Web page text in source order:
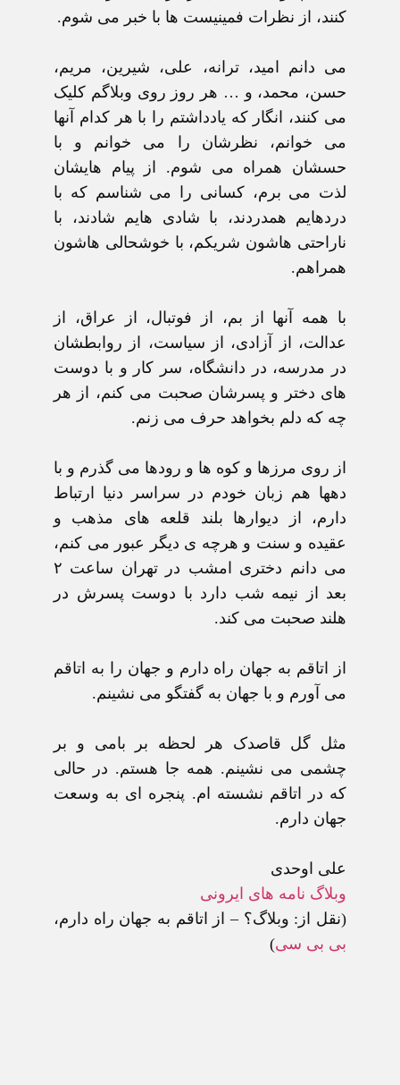
کنند، از نظرات فمينيست ها با خبر می شوم.
می دانم اميد، ترانه، علی، شيرين، مريم،
حسن، محمد، و … هر روز روی وبلاگم کليک
می کنند، انگار که يادداشتم را با هر کدام آنها
می خوانم، نظرشان را می خوانم و با
حسشان همراه می شوم. از پيام هايشان
لذت می برم، کسانی را می شناسم که با
دردهايم همدردند، با شادی هايم شادند، با
ناراحتی هاشون شريکم، با خوشحالی هاشون
همراهم.
با همه آنها از بم، از فوتبال، از عراق، از
عدالت، از آزادی، از سياست، از روابطشان
در مدرسه، در دانشگاه، سر کار و با دوست
های دختر و پسرشان صحبت می کنم، از هر
چه که دلم بخواهد حرف می زنم.
از روی مرزها و کوه ها و رودها می گذرم و با
دهها هم زبان خودم در سراسر دنيا ارتباط
دارم، از ديوارها بلند قلعه های مذهب و
عقيده و سنت و هرچه ی ديگر عبور می کنم،
می دانم دختری امشب در تهران ساعت ۲
بعد از نيمه شب دارد با دوست پسرش در
هلند صحبت می کند.
از اتاقم به جهان راه دارم و جهان را به اتاقم
می آورم و با جهان به گفتگو می نشينم.
مثل گل قاصدک هر لحظه بر بامی و بر
چشمی می نشينم. همه جا هستم. در حالی
که در اتاقم نشسته ام. پنجره ای به وسعت
جهان دارم.
علی اوحدی
وبلاگ نامه های ايرونی
(نقل از: وبلاگ؟ – از اتاقم به جهان راه دارم،
بی بی سی)